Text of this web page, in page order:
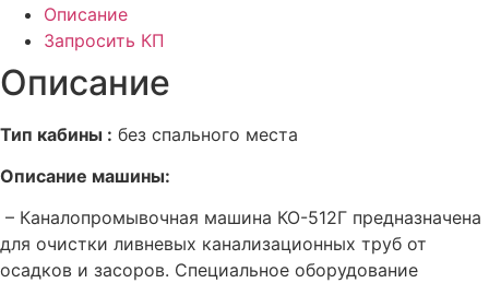
Описание
Запросить КП
Описание
Тип кабины : без спального места
Описание машины:
– Каналопромывочная машина КО-512Г предназначена
для очистки ливневых канализационных труб от
осадков и засоров. Специальное оборудование